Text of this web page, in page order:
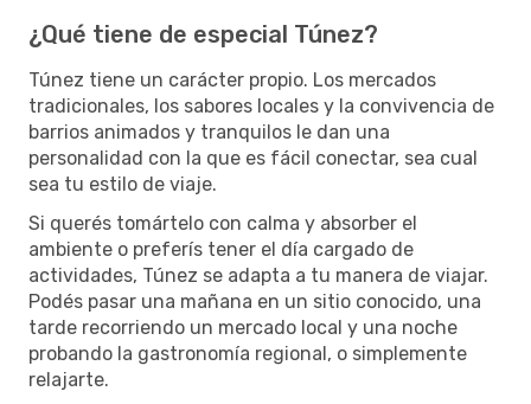
¿Qué tiene de especial Túnez?
Túnez tiene un carácter propio. Los mercados
tradicionales, los sabores locales y la convivencia de
barrios animados y tranquilos le dan una
personalidad con la que es fácil conectar, sea cual
sea tu estilo de viaje.
Si querés tomártelo con calma y absorber el
ambiente o preferís tener el día cargado de
actividades, Túnez se adapta a tu manera de viajar.
Podés pasar una mañana en un sitio conocido, una
tarde recorriendo un mercado local y una noche
probando la gastronomía regional, o simplemente
relajarte.